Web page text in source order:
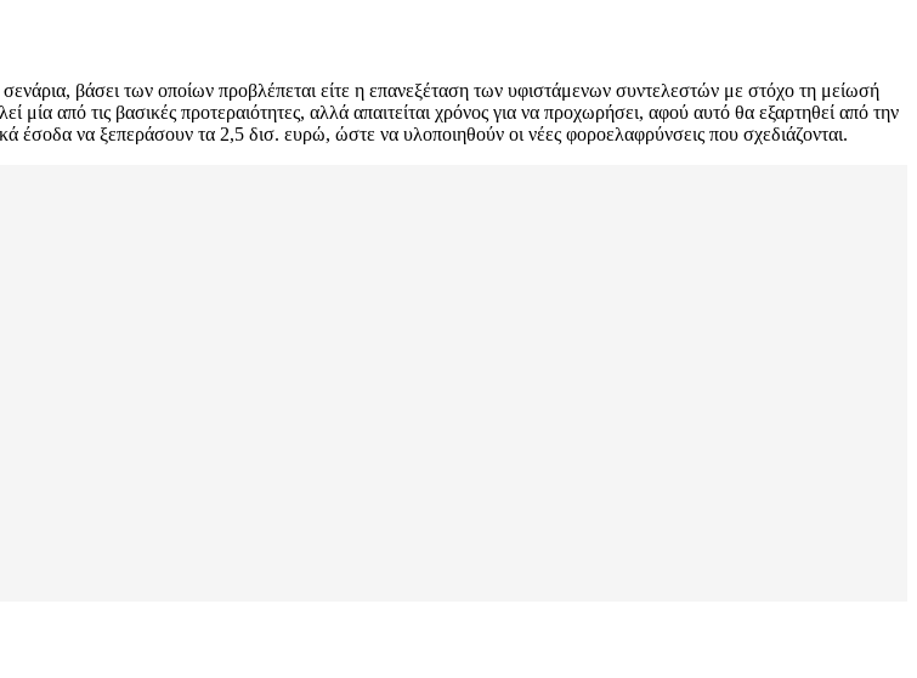
βάσει των οποίων προβλέπεται είτε η επανεξέταση των υφιστάμενων συντελεστών με στόχο τη μείωσή
από τις βασικές προτεραιότητες, αλλά απαιτείται χρόνος για να προχωρήσει, αφού αυτό θα εξαρτηθεί από την
έσοδα να ξεπεράσουν τα 2,5 δισ. ευρώ, ώστε να υλοποιηθούν οι νέες φοροελαφρύνσεις που σχεδιάζονται.